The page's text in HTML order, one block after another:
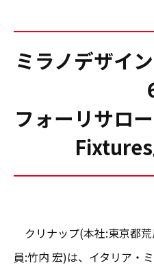
ミラノデザイ
フォーリサロ
クリナップ(本社:東京都
員:竹内 宏)は、イタリア・